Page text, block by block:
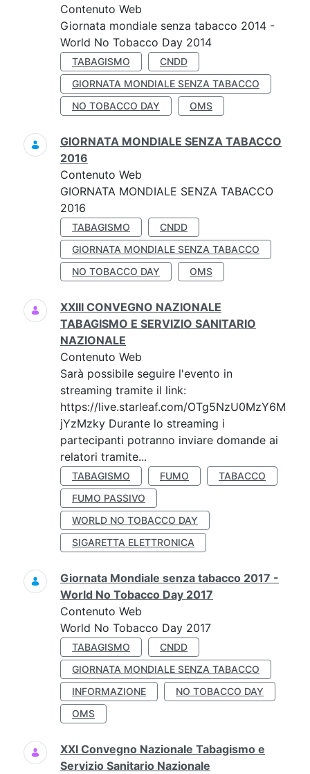
Contenuto Web
Giornata mondiale senza tabacco 2014 -
World No Tobacco Day 2014
TABAGISMO
CNDD
GIORNATA MONDIALE SENZA TABACCO
NO TOBACCO DAY
OMS
GIORNATA MONDIALE SENZA TABACCO
2016
Contenuto Web
GIORNATA MONDIALE SENZA TABACCO
2016
TABAGISMO
CNDD
GIORNATA MONDIALE SENZA TABACCO
NO TOBACCO DAY
OMS
XXIII CONVEGNO NAZIONALE
TABAGISMO E SERVIZIO SANITARIO
NAZIONALE
Contenuto Web
Sarà possibile seguire l'evento in
streaming tramite il link:
https://live.starleaf.com/OTg5NzU0MzY6M
jYzMzky Durante lo streaming i
partecipanti potranno inviare domande ai
relatori tramite...
TABAGISMO FUMO
TABACCO
FUMO PASSIVO
WORLD NO TOBACCO DAY
SIGARETTA ELETTRONICA
Giornata Mondiale senza tabacco 2017 -
World No Tobacco Day 2017
Contenuto Web
World No Tobacco Day 2017
TABAGISMO
CNDD
GIORNATA MONDIALE SENZA TABACCO
INFORMAZIONE
NO TOBACCO DAY
OMS
XXI Convegno Nazionale Tabagismo e
Servizio Sanitario Nazionale